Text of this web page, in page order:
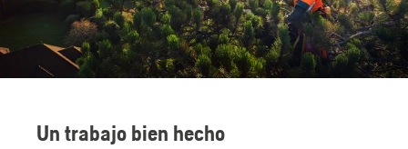
Un trabajo bien hecho